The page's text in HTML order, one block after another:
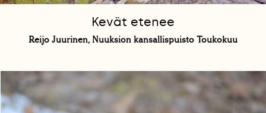
Kevät etenee
Reijo Juurinen, Nuuksion kansallispuisto Toukokuu